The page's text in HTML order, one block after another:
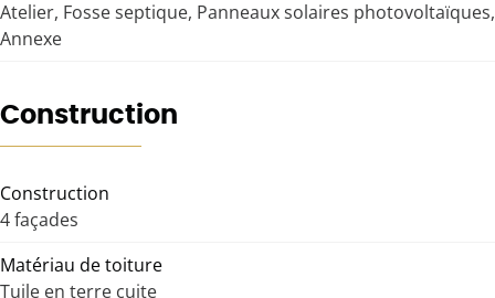
Atelier, Fosse septique, Panneaux solaires photovoltaïques,
Annexe
Construction
Construction
4 façades
Matériau de toiture
Tuile en terre cuite